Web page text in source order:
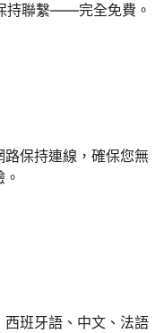
持聯繫——完全免費。
保持連線，確保您無
班牙語、中文、法語